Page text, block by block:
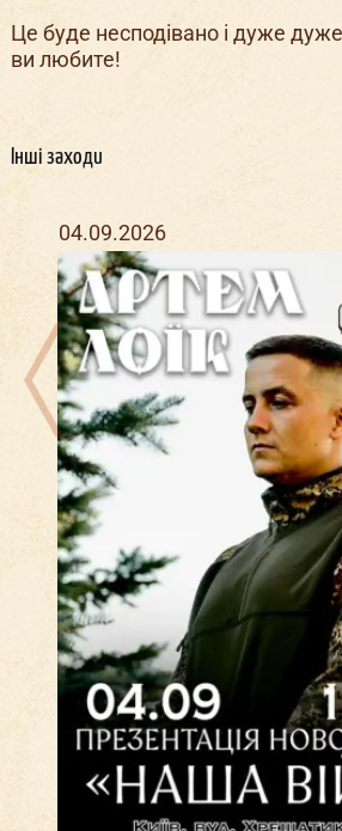
Це буде несподівано і дуже
ви любите!
Інші заходи
04.09.2026